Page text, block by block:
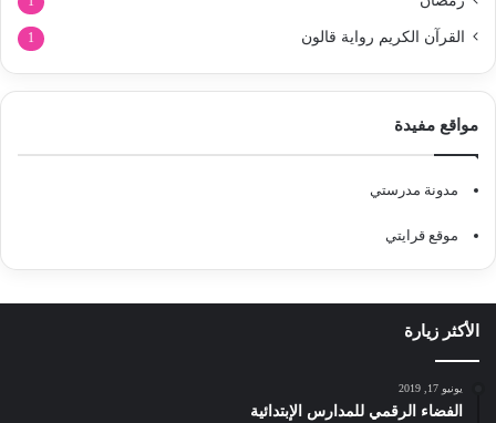
القرآن الكريم رواية قالون 1
مواقع مفيدة
مدونة مدرستي
موقع قرايتي
الأكثر زيارة
يونيو 17, 2019
الفضاء الرقمي للمدارس الإبتدائية